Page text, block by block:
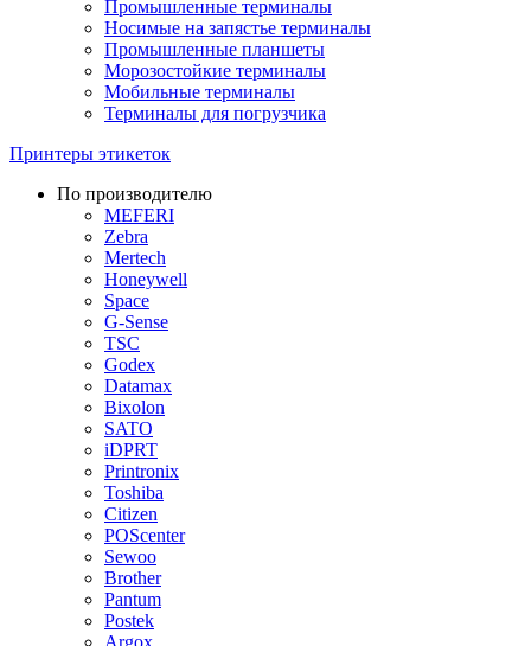
Промышленные терминалы
Носимые на запястье терминалы
Промышленные планшеты
Морозостойкие терминалы
Мобильные терминалы
Терминалы для погрузчика
Принтеры этикеток
По производителю
MEFERI
Zebra
Mertech
Honeywell
Space
G-Sense
TSC
Godex
Datamax
Bixolon
SATO
iDPRT
Printronix
Toshiba
Citizen
POScenter
Sewoo
Brother
Pantum
Postek
Argox